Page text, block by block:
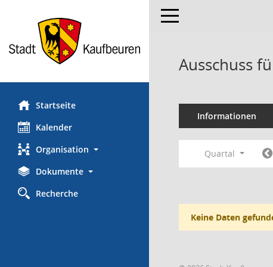
Startseite
Kalender
Organisation
Dokumente
Recherche
Toggle navigation
Ausschuss
Informationen
Quartal
Keine Daten